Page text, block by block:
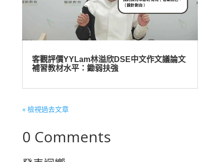
客觀評價YYLam林溢欣DSE中文作文議論文
補習教材水平：鋤弱扶強
« 檢視過去文章
0 Comments